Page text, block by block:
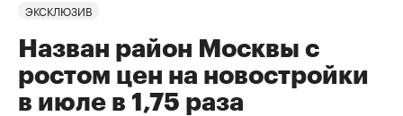
ЭКСКЛЮЗИВ
Назван район Москвы с
ростом цен на новостройки
в июле в 1,75 раза